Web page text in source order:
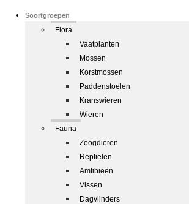
Soortgroepen
Flora
Vaatplanten
Mossen
Korstmossen
Paddenstoelen
Kranswieren
Wieren
Fauna
Zoogdieren
Reptielen
Amfibieën
Vissen
Dagvlinders